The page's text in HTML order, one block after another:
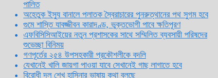
পালিত
অহেতুক ইস্যু বানালে পলাতক স্বৈরাচারের পুনরুত্থানের পথ সুগম হবে
গুমে শাস্তি যাবজ্জীবন কারাদণ্ড, ভুক্তভোগী পাবে ক্ষতিপূরণ
এফবিসিসিআইয়ের নতুন প্রশাসকের সাথে সম্মিলিত ব্যবসায়ী পরিষদের
শুভেচ্ছা বিনিময়
গণপূর্তের ২৫৪ উপসহকারী প্রকৌশলীকে বদলি
যেখানেই খালি জায়গা পাওয়া যাবে সেখানেই গাছ লাগাতে হবে
বিরোধী দল শেখ হাসিনার ভাষায় কথা বলছে